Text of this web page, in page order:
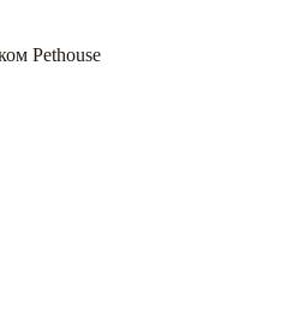
Pethouse